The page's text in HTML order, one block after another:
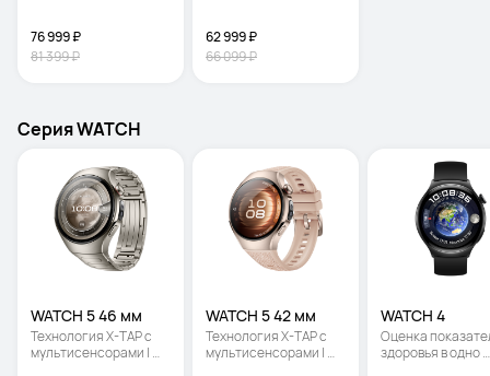
76 999 ₽
81 399 ₽
62 999 ₽
66 099 ₽
Серия WATCH
WATCH 5 46 мм
Технология X-TAP с
мультисенсорами |
WATCH 5 42 мм
Технология X-TAP с
мультисенсорами |
WATCH 4
Оценка
здоровья в одно